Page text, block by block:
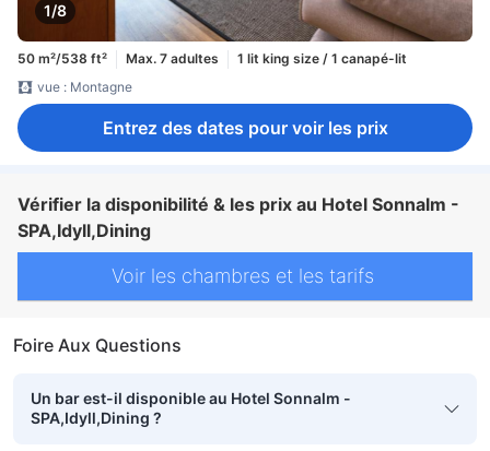
1/8
50 m²/538 ft² Max. 7 adultes
1 lit king size / 1 canapé-lit
vue : Montagne
Entrez des dates pour voir les prix
Vérifier la disponibilité & les prix au Hotel Sonnalm -
SPA,Idyll,Dining
Voir les chambres et les tarifs
Foire Aux Questions
Un bar est-il disponible au Hotel Sonnalm -
SPA,Idyll,Dining ?